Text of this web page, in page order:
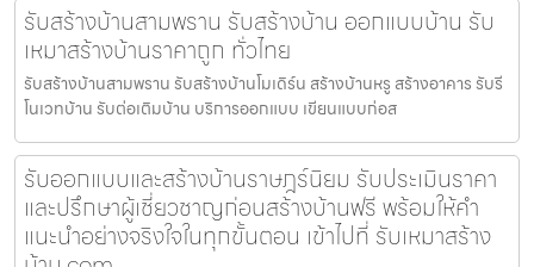
รับสร้างบ้านสามพราน รับสร้างบ้าน ออกแบบบ้าน รับ
เหมาสร้างบ้านราคาถูก ทั่วไทย
รับสร้างบ้านสามพราน รับสร้างบ้านโมเดิร์น สร้างบ้านหรู สร้างอาคาร รับรี
โนเวทบ้าน รับต่อเติมบ้าน บริการออกแบบ เขียนแบบก่อส
รับออกแบบและสร้างบ้านราษฎร์นิยม รับประเมินราคา
และปรึกษาผู้เชี่ยวชาญก่อนสร้างบ้านฟรี พร้อมให้คำ
แนะนำอย่างจริงใจในทุกขั้นตอน เข้าไปที่ รับเหมาสร้าง